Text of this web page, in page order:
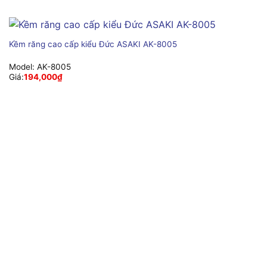
Kềm răng cao cấp kiểu Đức ASAKI AK-8005
Model: AK-8005
Giá:194,000₫